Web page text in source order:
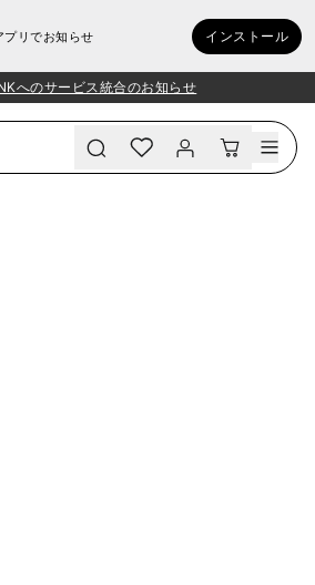
プリでお知らせ インストール
へのサービス統合のお知らせ